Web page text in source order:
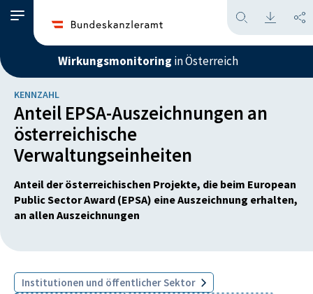
Wirkungsmonitoring in Österreich
KENNZAHL
Anteil EPSA-Auszeichnungen an
österreichische
Verwaltungseinheiten
Anteil der österreichischen Projekte, die beim European
Public Sector Award (EPSA) eine Auszeichnung erhalten,
an allen Auszeichnungen
Institutionen und öffentlicher Sektor